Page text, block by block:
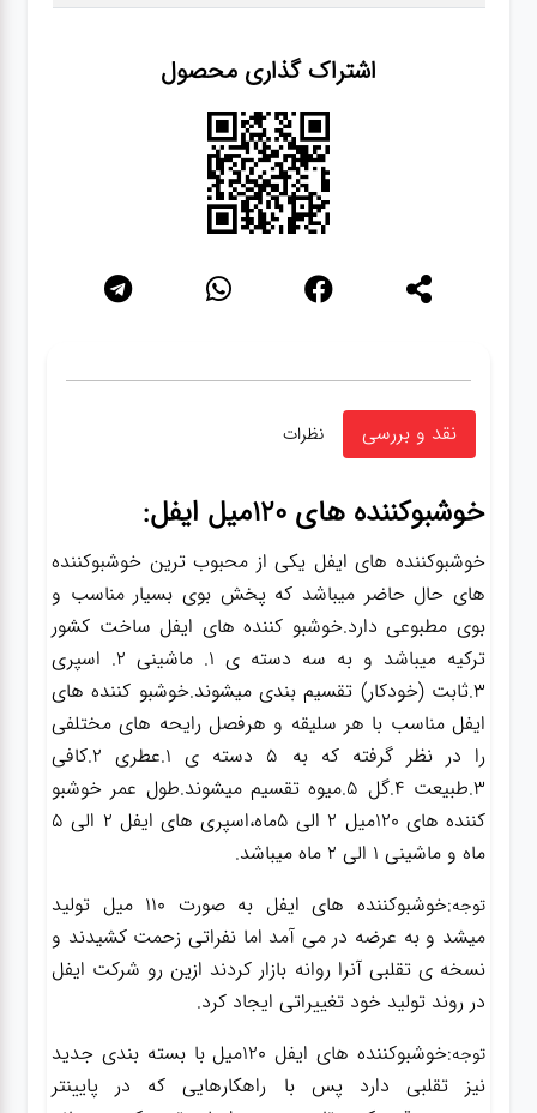
اشتراک گذاری محصول
نقد و بررسی نظرات
خوشبوکننده های 120میل ایفل:
خوشبوکننده های ایفل یکی از محبوب ترین خوشبوکننده
های حال حاضر میباشد که پخش بوی بسیار مناسب و
بوی مطبوعی دارد.خوشبو کننده های ایفل ساخت کشور
ترکیه میباشد و به سه دسته ی 1.
ماشینی2.
اسپری
3.ثابت (خودکار) تقسیم بندی میشوند.خوشبو کننده های
ایفل مناسب با هر سلیقه و هرفصل رایحه های مختلفی
را در نظر گرفته که به 5 دسته ی 1.عطری 2.کافی
3.طبیعت 4.گل 5.میوه تقسیم میشوند.طول عمر خوشبو
کننده های 120میل 2 الی 5ماه،اسپری های ایفل 2 الی 5
ماه و ماشینی 1 الی 2 ماه میباشد.
توجه
:خوشبوکننده های ایفل به صورت 110 میل تولید
میشد و به عرضه در می آمد اما نفراتی زحمت کشیدند و
نسخه ی تقلبی آنرا روانه بازار کردند ازین رو شرکت ایفل
در روند تولید خود تغییراتی ایجاد کرد.
توجه
:خوشبوکننده های ایفل 120میل با بسته بندی جدید
نیز تقلبی دارد پس با راهکارهایی که در پایینتر